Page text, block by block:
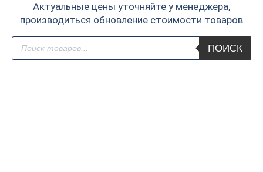
Актуальные цены уточняйте у менеджера,
производиться обновление стоимости товаров
Поиск
товаров
ПОИСК